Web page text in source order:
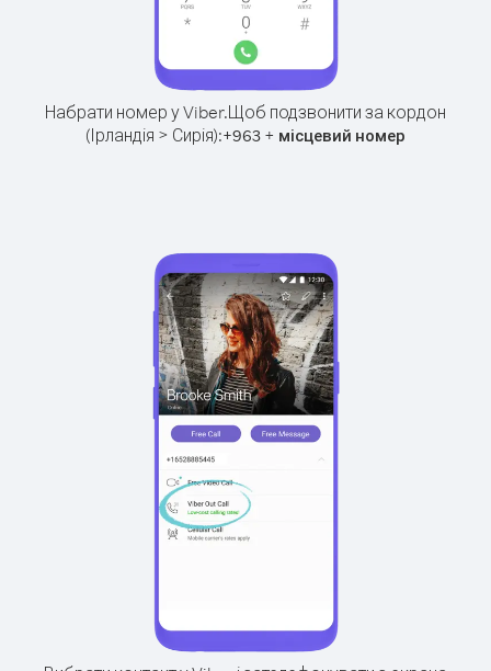
Набрати номер у Viber.Щоб подзвонити за кордон
(Ірландія > Сирія):+963 + місцевий номер